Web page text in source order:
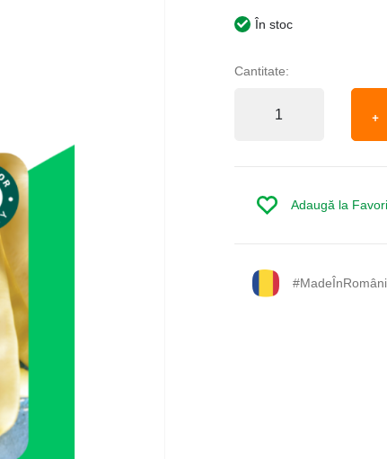
În stoc
Cantitate:
Adaugă la